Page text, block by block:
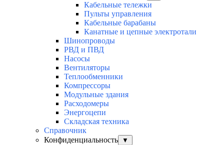
Кабельные тележки
Пульты управления
Кабельные барабаны
Канатные и цепные электротали
Шинопроводы
РВД и ПВД
Насосы
Вентиляторы
Теплообменники
Компрессоры
Модульные здания
Расходомеры
Энергоцепи
Складская техника
Справочник
Конфиденциальность
▼